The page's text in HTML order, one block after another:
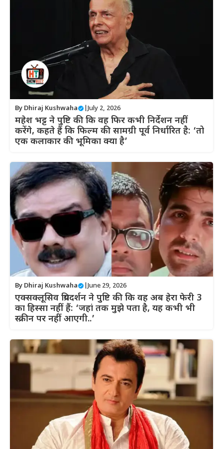
By Dhiraj Kushwaha July 2, 2026
महेश भट्ट ने पुष्टि की कि वह फिर कभी निर्देशन नहीं
करेंगे, कहते हैं कि फिल्म की सामग्री पूर्व निर्धारित है: ‘तो
एक कलाकार की भूमिका क्या है’
By Dhiraj Kushwaha June 29, 2026
एक्सक्लूसिव प्रियदर्शन ने पुष्टि की कि वह अब हेरा फेरी 3
का हिस्सा नहीं हैं: ‘जहां तक ​​​​मुझे पता है, यह कभी भी
स्क्रीन पर नहीं आएगी..’